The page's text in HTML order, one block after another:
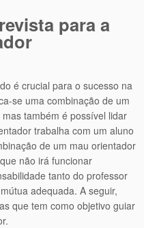
para a
é crucial para o sucesso na
se uma combinação de um
também é possível lidar
trabalha com um aluno
de um mau orientador
não irá funcionar
tanto do professor
adequada. A seguir,
que tem como objetivo guiar